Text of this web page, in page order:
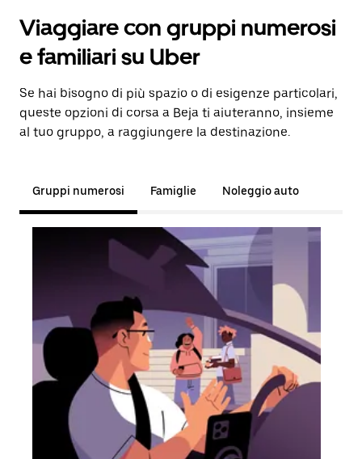
Viaggiare con gruppi numerosi
e familiari su Uber
Se hai bisogno di più spazio o di esigenze particolari,
queste opzioni di corsa a Beja ti aiuteranno, insieme
al tuo gruppo, a raggiungere la destinazione.
Gruppi numerosi Famiglie Noleggio auto